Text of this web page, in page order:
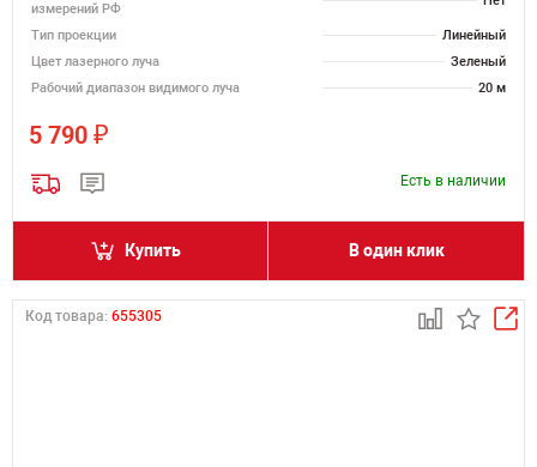
измерений РФ
Тип проекции
Линейный
Цвет лазерного луча
Зеленый
Рабочий диапазон видимого луча
20 м
5 790 ₽
Есть в наличии
Купить В один клик
Код товара: 655305